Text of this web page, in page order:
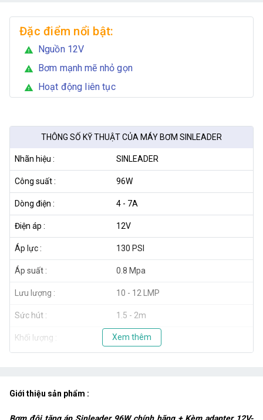
Đặc điểm nổi bật:
warning Nguồn 12V
warning Bơm mạnh mẽ nhỏ gọn
warning Hoạt động liên tục
THÔNG SỐ KỸ THUẬT CỦA MÁY BƠM SINLEADER
Nhãn hiệu : SINLEADER
Công suất : 96W
Dòng điện : 4 - 7A
Điện áp : 12V
Áp lực : 130 PSI
Áp suất : 0.8 Mpa
Lưu lượng : 10 - 12 LMP
Sức hút : 1.5 - 2m
Khối lượng : 1.2 kg
Xem thêm
Giới thiệu sản phẩm :
Bơm đôi tăng áp Sinleader 96W chính hãng + Kèm adapter 12V-